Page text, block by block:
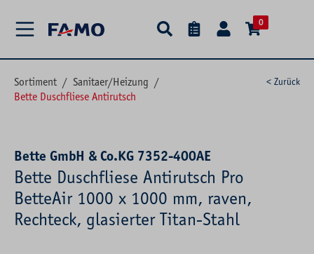
0
Sortiment / Sanitaer/Heizung /
Bette Duschfliese Antirutsch
< Zurück
Bette GmbH & Co.KG 7352-400AE
Bette Duschfliese Antirutsch Pro
BetteAir 1000 x 1000 mm, raven,
Rechteck, glasierter Titan-Stahl